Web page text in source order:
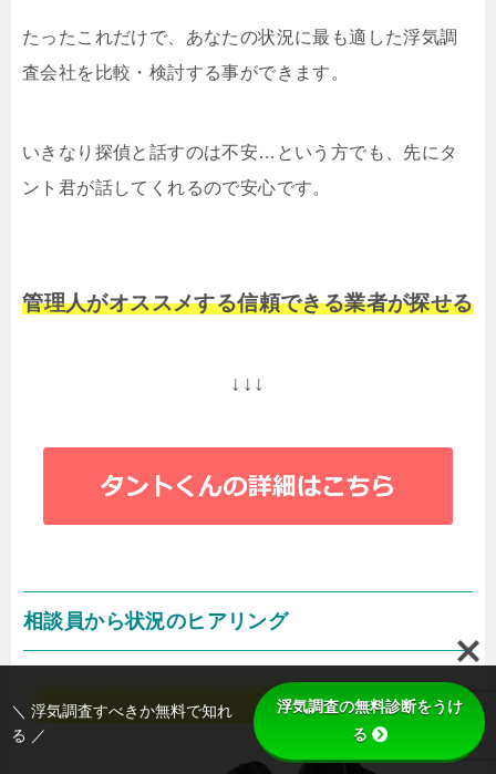
たったこれだけで、あなたの状況に最も適した浮気調
査会社を比較・検討する事ができます。
いきなり探偵と話すのは不安…という方でも、先にタ
ント君が話してくれるので安心です。
管理人がオススメする信頼できる業者が探せる
↓↓↓
相談員から状況のヒアリング
＼ 浮気調査すべきか無料で知れ
る ／
浮気調査の無料診断をうけ
る